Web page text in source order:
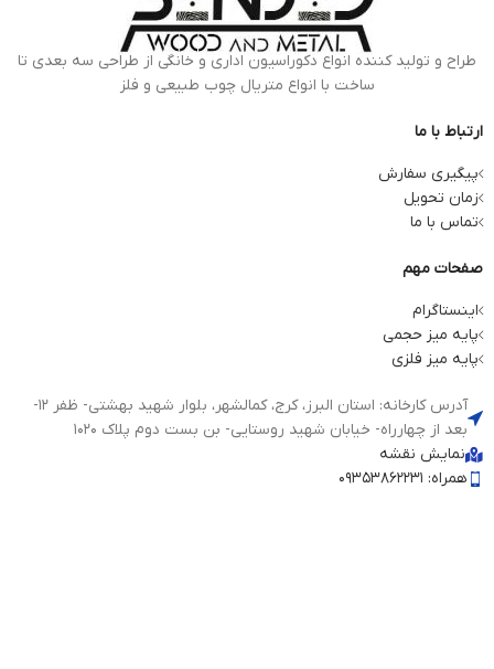
طراح و تولید کننده انواع دکوراسیون اداری و خانگی از طراحی سه بعدی تا
ساخت با انواع متریال چوب طبیعی و فلز
ارتباط با ما
پیگیری سفارش
زمان تحویل
تماس با ما
صفحات مهم
اینستاگرام
پایه میز حجمی
پایه میز فلزی
آدرس کارخانه: استان البرز، کرج، کمالشهر، بلوار شهید بهشتی- ظفر 12-
بعد از چهارراه- خیابان شهید روستایی- بن بست دوم پلاک 1020
نمایش نقشه
همراه: 09353862231